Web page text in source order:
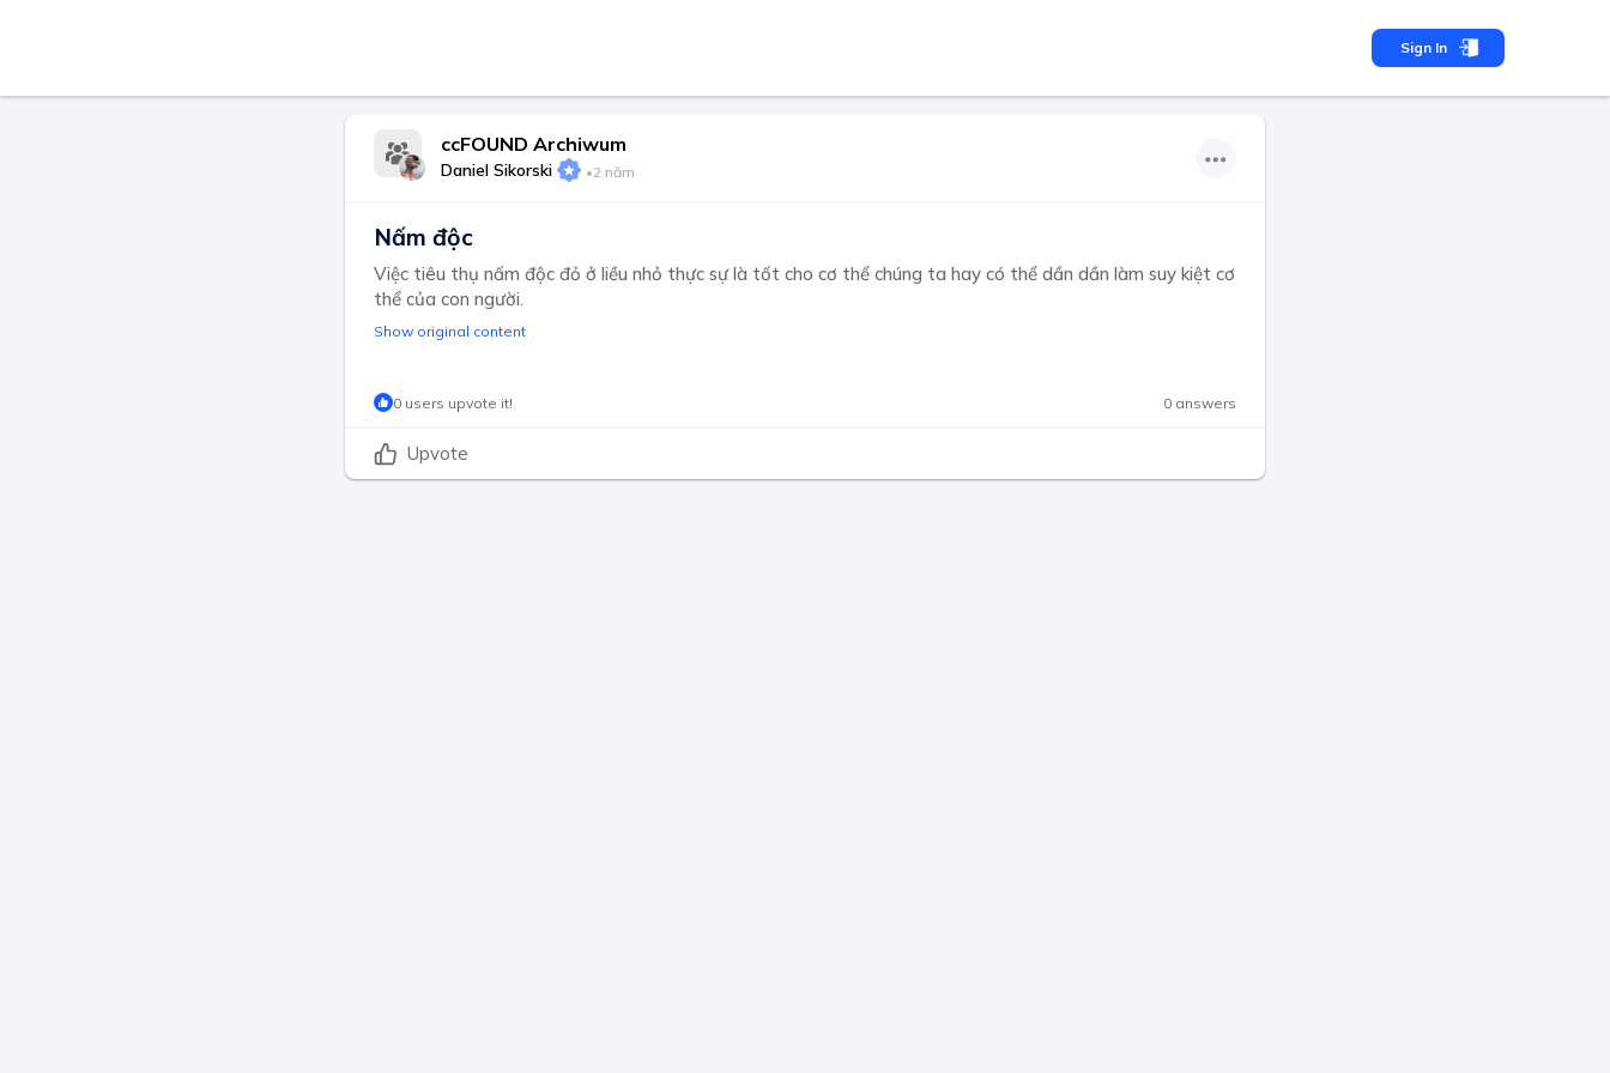
Sign In
ccFOUND Archiwum
Daniel Sikorski •2 năm
Nấm độc
Việc tiêu thụ nấm độc đỏ ở liều nhỏ thực sự là tốt cho cơ thể chúng ta hay có thể dần dần làm suy kiệt cơ
thể của con người.
Show original content
0 users upvote it! 0 answers
Upvote